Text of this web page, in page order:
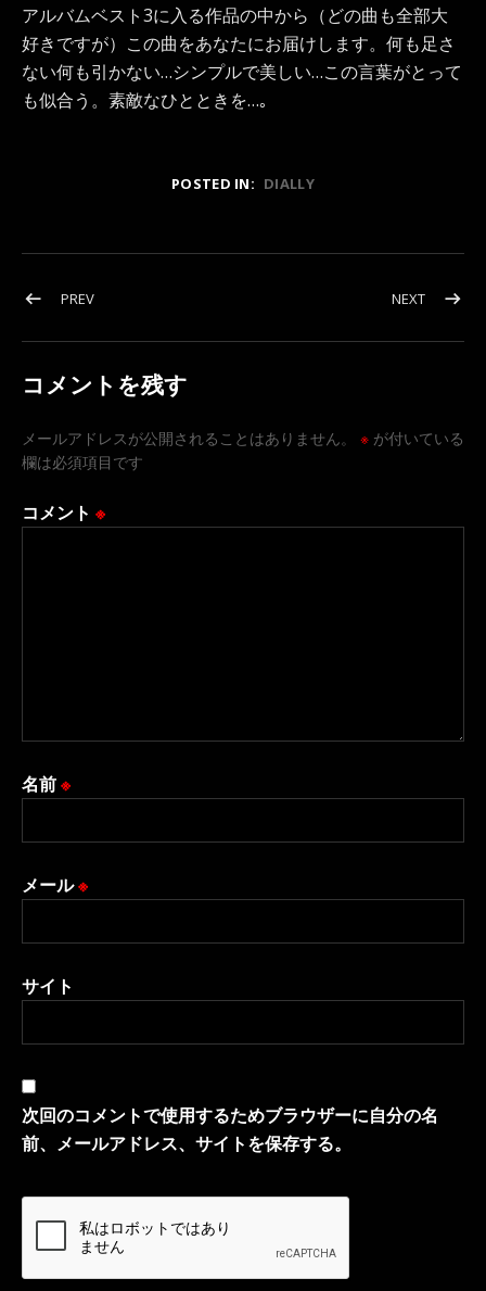
アルバムベスト3に入る作品の中から（どの曲も全部大
好きですが）この曲をあなたにお届けします。何も足さ
ない何も引かない…シンプルで美しい…この言葉がとって
も似合う。素敵なひとときを…｡
POSTED IN: DIALLY
投稿ナビゲーション
PREVPOST: 優しく強く…｡ NEXTPOST:
コメントを残す
メールアドレスが公開されることはありません。 ※ が付いている
欄は必須項目です
コメント ※
名前※
メール※
サイト
次回のコメントで使用するためブラウザーに自分の名
前、メールアドレス、サイトを保存する。